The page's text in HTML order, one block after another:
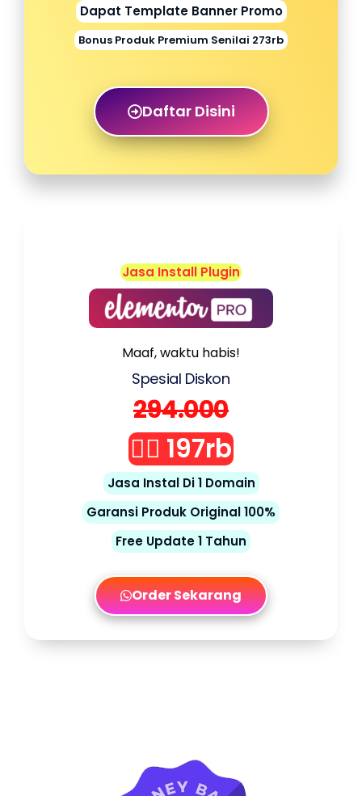
Dapat Template Banner Promo
Bonus Produk Premium Senilai 273rb
Daftar Disini
Jasa Install Plugin
Maaf, waktu habis!
Spesial Diskon
294.000
👉🏻 197rb
Jasa Instal Di 1 Domain
Garansi Produk Original 100%
Free Update 1 Tahun
Order Sekarang